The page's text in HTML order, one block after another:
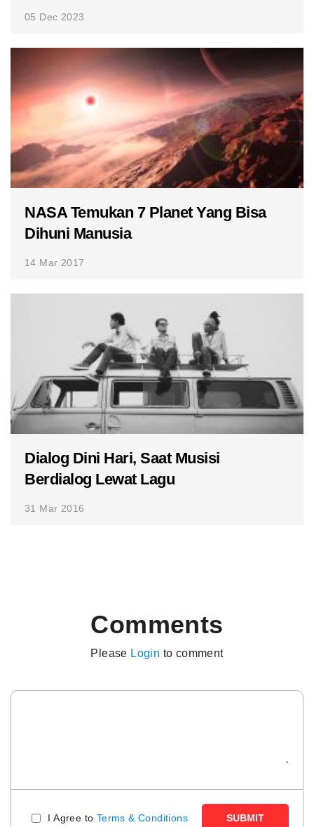
05 Dec 2023
NASA Temukan 7 Planet Yang Bisa
Dihuni Manusia
14 Mar 2017
Dialog Dini Hari, Saat Musisi
Berdialog Lewat Lagu
31 Mar 2016
Comments
Please Login to comment
I Agree to Terms & Conditions SUBMIT